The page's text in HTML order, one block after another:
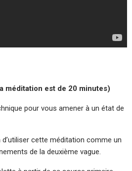
méditation est de 20 minutes)
pour vous amener à un état de
cette méditation comme un
de la deuxième vague.